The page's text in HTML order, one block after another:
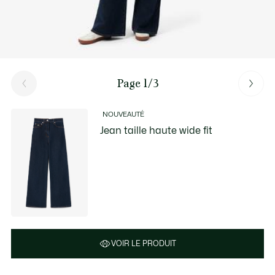
Page 1/3
NOUVEAUTÉ
Jean taille haute wide fit
VOIR LE PRODUIT